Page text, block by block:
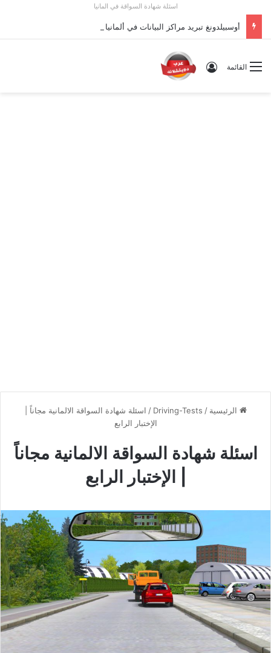
اسئلة شهادة السواقة في المانيا
أوسبيلدونغ تبريد مراكز البيانات في ألمانيا 2026: الأجور والشروط
القائمة تسجيل الدخول
الرئيسية /
Driving-Tests
/ اسئلة شهادة السواقة الالمانية مجاناً |
الإختبار الرابع
اسئلة شهادة السواقة الالمانية مجاناً
| الإختبار الرابع